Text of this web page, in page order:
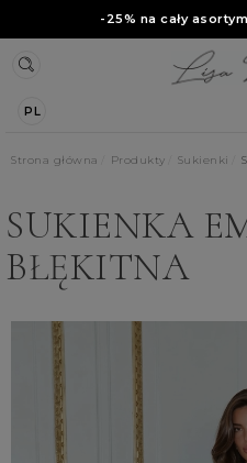
-25% na cały
PL
Strona główna Produkty Sukienki
SUKIENKA
BŁĘKITNA